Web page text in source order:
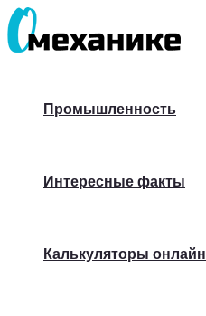
Перейти
к
Промышленность
Интересные факты
Калькуляторы онлайн